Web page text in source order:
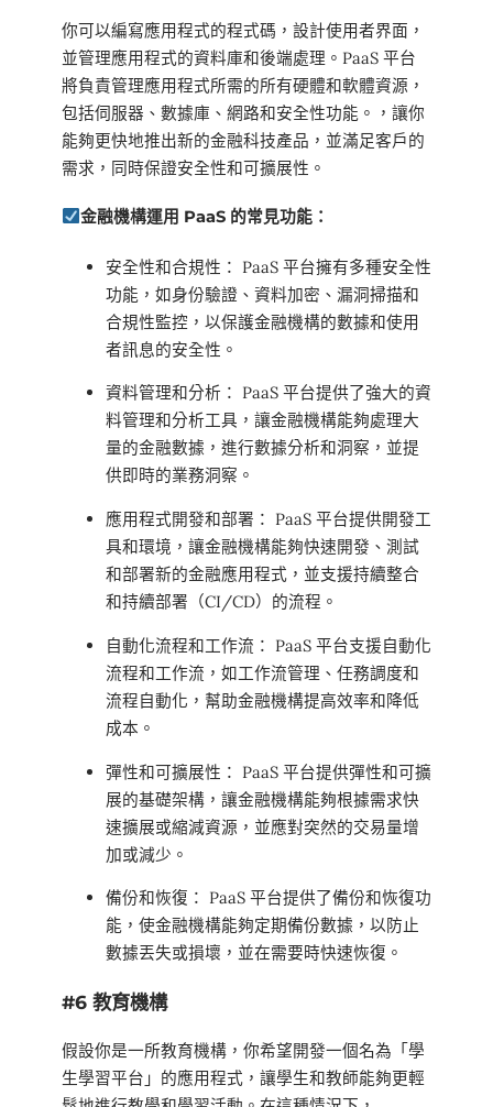
你可以編寫應用程式的程式碼，設計使用者界面，
並管理應用程式的資料庫和後端處理。PaaS 平台
將負責管理應用程式所需的所有硬體和軟體資源，
包括伺服器、數據庫、網路和安全性功能。，讓你
能夠更快地推出新的金融科技產品，並滿足客戶的
需求，同時保證安全性和可擴展性。
金融機構運用 PaaS 的常見功能：
安全性和合規性： PaaS 平台擁有多種安全性
功能，如身份驗證、資料加密、漏洞掃描和
合規性監控，以保護金融機構的數據和使用
者訊息的安全性。
資料管理和分析： PaaS 平台提供了強大的資
料管理和分析工具，讓金融機構能夠處理大
量的金融數據，進行數據分析和洞察，並提
供即時的業務洞察。
應用程式開發和部署： PaaS 平台提供開發工
具和環境，讓金融機構能夠快速開發、測試
和部署新的金融應用程式，並支援持續整合
和持續部署（CI/CD）的流程。
自動化流程和工作流： PaaS 平台支援自動化
流程和工作流，如工作流管理、任務調度和
流程自動化，幫助金融機構提高效率和降低
成本。
彈性和可擴展性： PaaS 平台提供彈性和可擴
展的基礎架構，讓金融機構能夠根據需求快
速擴展或縮減資源，並應對突然的交易量增
加或減少。
備份和恢復： PaaS 平台提供了備份和恢復功
能，使金融機構能夠定期備份數據，以防止
數據丟失或損壞，並在需要時快速恢復。
#6 教育機構
假設你是一所教育機構，你希望開發一個名為「學
生學習平台」的應用程式，讓學生和教師能夠更輕